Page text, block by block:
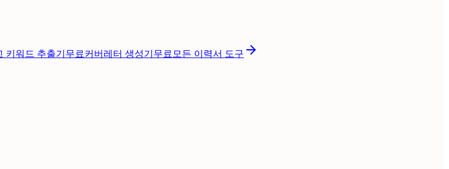
키워드 추출기무료커버레터 생성기무료모든 이력서 도구